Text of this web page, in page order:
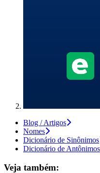
Blog / Artigos
Nomes
Dicionário de Sinônimos
Dicionário de Antônimos
Veja também: